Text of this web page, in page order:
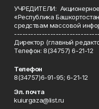
УЧРЕДИТЕЛИ:
«Республика
средствам массовой
Директор (главный
Телефон: 8(34757) 6-21-12
Телефон
8(34757)6-91-95; 6-21-12
Эл. почта
kuiurgaza@list.ru